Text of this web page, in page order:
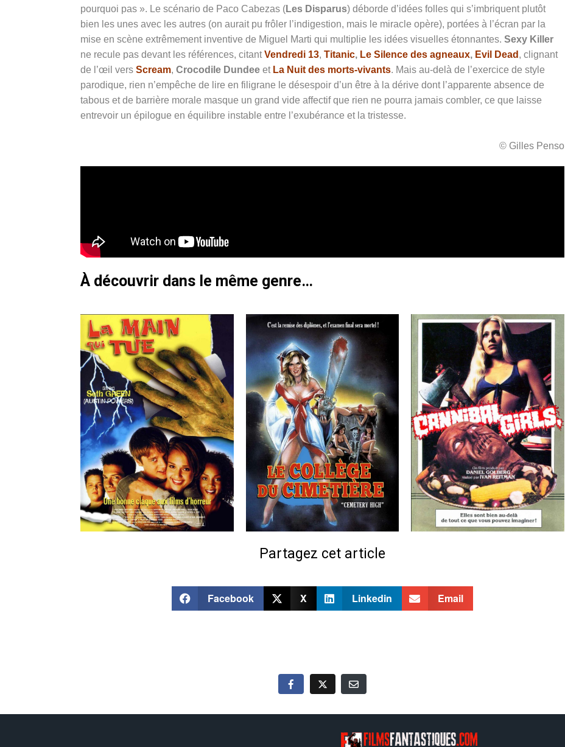
pourquoi pas ». Le scénario de Paco Cabezas (Les Disparus) déborde d’idées folles qui s’imbriquent plutôt
bien les unes avec les autres (on aurait pu frôler l’indigestion, mais le miracle opère), portées à l’écran par la
mise en scène extrêmement inventive de Miguel Marti qui multiplie les idées visuelles étonnantes. Sexy Killer
ne recule pas devant les références, citant Vendredi 13, Titanic, Le Silence des agneaux, Evil Dead , clignant
de l’œil vers Scream, Crocodile Dundee et La Nuit des morts-vivants. Mais au-delà de l’exercice de style
parodique, rien n’empêche de lire en filigrane le désespoir d’un être à la dérive dont l’apparente absence de
tabous et de barrière morale masque un grand vide affectif que rien ne pourra jamais combler, ce que laisse
entrevoir un épilogue en équilibre instable entre l’exubérance et la tristesse.
© Gilles Penso
À découvrir dans le même genre…
Partagez cet article
Facebook X Linkedin Email